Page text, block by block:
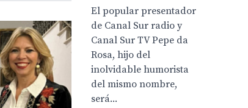
El popular presentador
de Canal Sur radio y
Canal Sur TV Pepe da
Rosa, hijo del
inolvidable humorista
del mismo nombre,
será...